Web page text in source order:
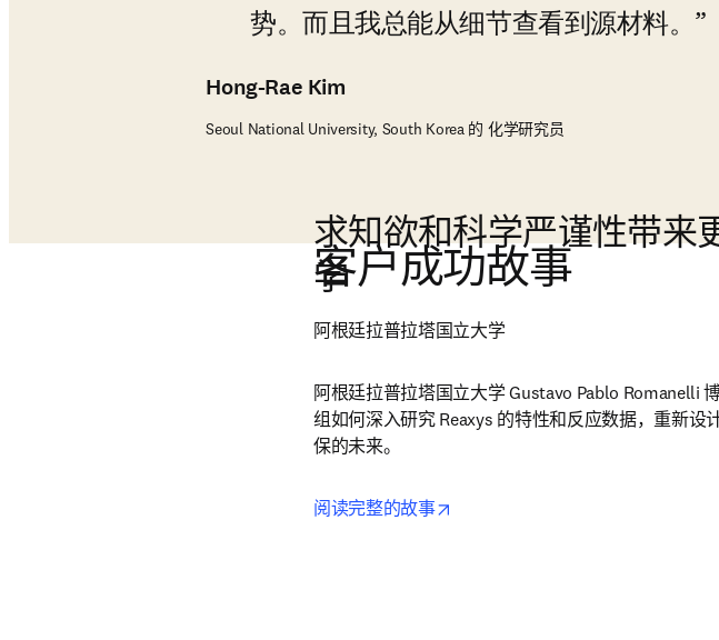
势。而且我总能从细节查看到源材料。
Hong-Rae Kim
Seoul National University, South Korea 的 化学研究员
客户成功故事
求知欲和科学严谨性带来
学
阿根廷拉普拉塔国立大学
阿根廷拉普拉塔国立大学 Gustavo Pablo Romanelli
组如何深入研究 Reaxys 的特性和反应数据，重新设
保的未来。
阅读完整的故事